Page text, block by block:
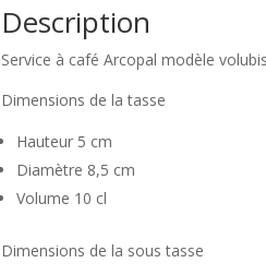
Description
Service à café Arcopal modèle
Dimensions de la tasse
Hauteur 5 cm
Diamètre 8,5 cm
Volume 10 cl
Dimensions de la sous tasse